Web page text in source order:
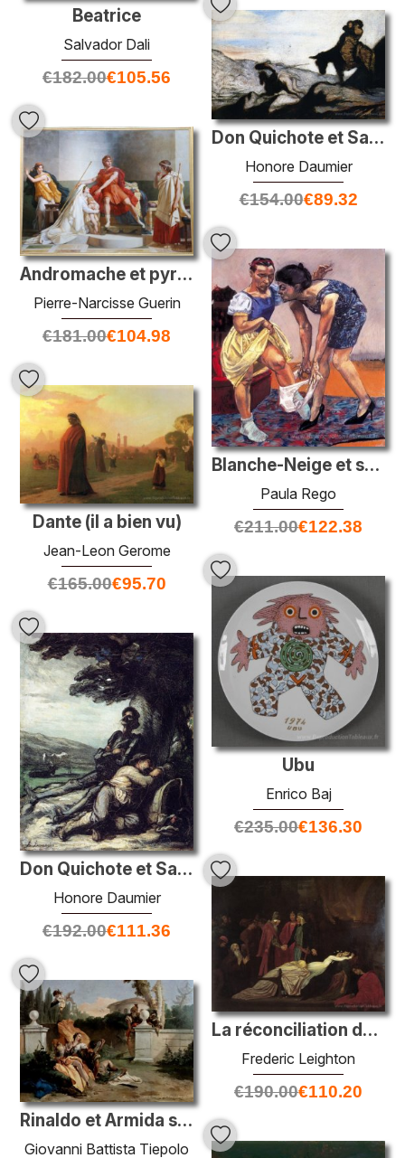
Beatrice
Salvador Dali
€182.00€105.56
Don Quichote et Sancho Panza dans les montagnes
Honore Daumier
€154.00€89.32
Andromache et pyrrhus
Pierre-Narcisse Guerin
€181.00€104.98
Blanche-Neige et sa belle-mère
Paula Rego
€211.00€122.38
Dante (il a bien vu)
Jean-Leon Gerome
€165.00€95.70
Ubu
Enrico Baj
€235.00€136.30
Don Quichote et Sancho Pansa se reposent sous un arbre
Honore Daumier
€192.00€111.36
La réconciliation des Montagues et des Capulets
Frederic Leighton
€190.00€110.20
Rinaldo et Armida sont surpris par Ubaldo et Carlo
Giovanni Battista Tiepolo